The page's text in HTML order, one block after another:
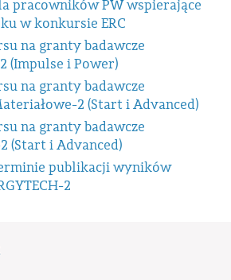
pracowników PW wspierające
w konkursie ERC
na granty badawcze
(Impulse i Power)
na granty badawcze
2 (Start i Advanced)
na granty badawcze
(Start i Advanced)
publikacji wyników
2